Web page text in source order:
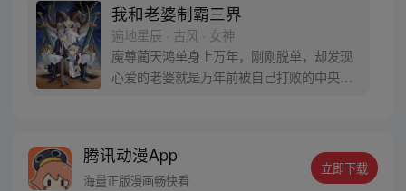
我和老婆制霸三界
遍地星辰 · 古风 · 女神
魔尊蔺天鸿单身上万年，刚刚脱单，却发现
心爱的老婆就是万年前被自己打败的中央天
腾讯动漫App
海量正版漫画畅快看
立即下载